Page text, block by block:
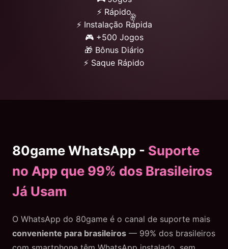
⚡ Rápido
⚡ Instalação Rápida
🎮 +500 Jogos
🎁 Bônus Diário
⚡ Saque Rápido
80game WhatsApp - Suporte
no App que 99% dos Brasileiros
Já Usam
O WhatsApp do 80game é o canal de suporte mais
conveniente para brasileiros — 99% dos brasileiros